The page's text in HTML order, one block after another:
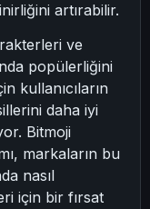
artırabilir.
ve
popülerliğini
kullanıcıların
daha iyi
Bitmoji
markaların bu
nasıl
için bir fırsat